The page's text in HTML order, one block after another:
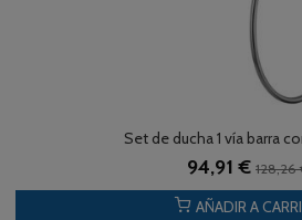
Set de ducha 1 vía barra
94,91 € 128,26
AÑADIR A